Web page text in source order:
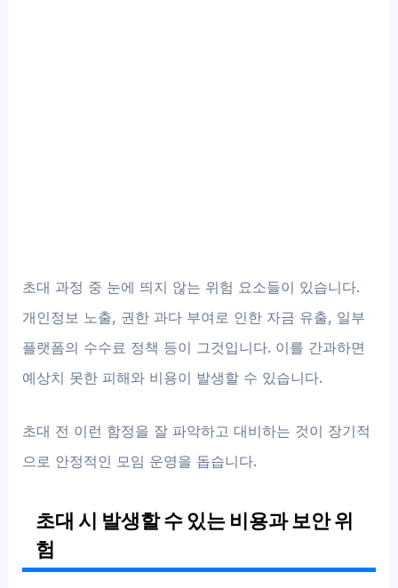
초대 과정 중 눈에 띄지 않는 위험 요소들이 있습니다.
개인정보 노출, 권한 과다 부여로 인한 자금 유출, 일부
플랫폼의 수수료 정책 등이 그것입니다. 이를 간과하면
예상치 못한 피해와 비용이 발생할 수 있습니다.
초대 전 이런 함정을 잘 파악하고 대비하는 것이 장기적
으로 안정적인 모임 운영을 돕습니다.
초대 시 발생할 수 있는 비용과 보안 위
험